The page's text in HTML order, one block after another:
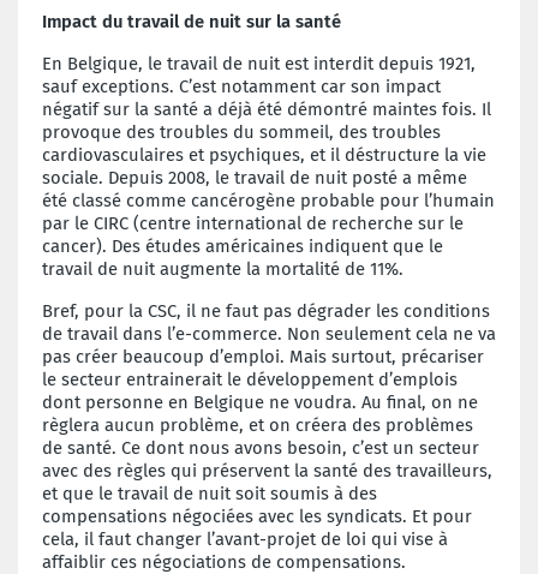
Impact du travail de nuit sur la santé
En Belgique, le travail de nuit est interdit depuis 1921,
sauf exceptions. C’est notamment car son impact
négatif sur la santé a déjà été démontré maintes fois. Il
provoque des troubles du sommeil, des troubles
cardiovasculaires et psychiques, et il déstructure la vie
sociale. Depuis 2008, le travail de nuit posté a même
été classé comme cancérogène probable pour l’humain
par le CIRC (centre international de recherche sur le
cancer). Des études américaines indiquent que le
travail de nuit augmente la mortalité de 11%.
Bref, pour la CSC, il ne faut pas dégrader les conditions
de travail dans l’e-commerce. Non seulement cela ne va
pas créer beaucoup d’emploi. Mais surtout, précariser
le secteur entrainerait le développement d’emplois
dont personne en Belgique ne voudra. Au final, on ne
règlera aucun problème, et on créera des problèmes
de santé. Ce dont nous avons besoin, c’est un secteur
avec des règles qui préservent la santé des travailleurs,
et que le travail de nuit soit soumis à des
compensations négociées avec les syndicats. Et pour
cela, il faut changer l’avant-projet de loi qui vise à
affaiblir ces négociations de compensations.